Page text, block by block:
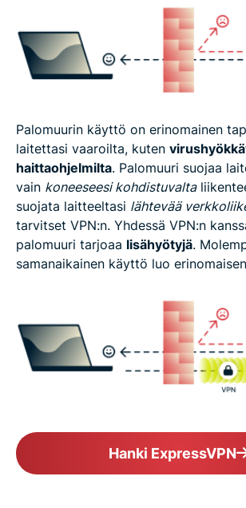
Palomuurin käyttö on erinomainen
laitettasi vaaroilta, kuten
haittaohjelmilta. Palomuuri suojaa
vain koneeseesi kohdistuvalta
suojata laitteeltasi lähtevää
tarvitset VPN:n. Yhdessä VPN:n
palomuuri tarjoaa lisähyötyjä.
samanaikainen käyttö luo
Hanki ExpressVPN